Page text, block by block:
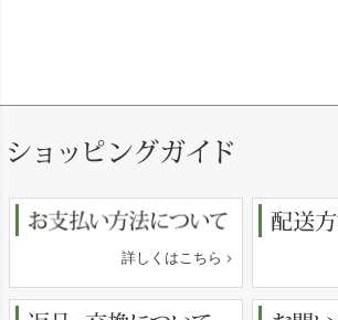
詳しくはこちら